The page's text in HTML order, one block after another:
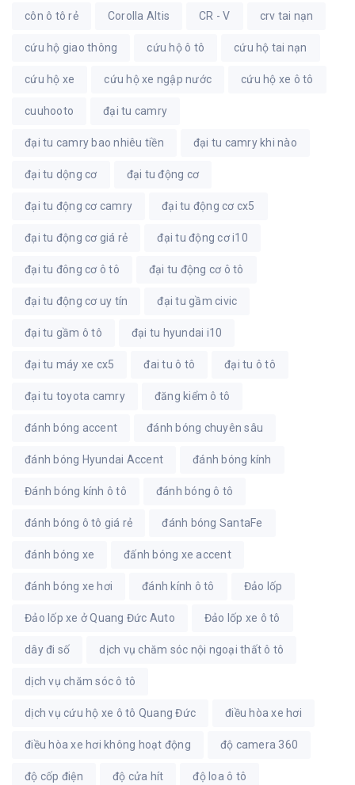
côn ô tô rẻ Corolla Altis CR - V crv tai nạn
cứu hộ giao thông cứu hộ ô tô cứu hộ tai nạn
cứu hộ xe cứu hộ xe ngập nước cứu hộ xe ô tô
cuuhooto đại tu camry
đại tu camry bao nhiêu tiền đại tu camry khi nào
đại tu dộng cơ đại tu động cơ
đại tu động cơ camry đại tu động cơ cx5
đại tu động cơ giá rẻ đại tu động cơ i10
đại tu đông cơ ô tô đại tu động cơ ô tô
đại tu động cơ uy tín đại tu gầm civic
đại tu gầm ô tô đại tu hyundai i10
đại tu máy xe cx5 đai tu ô tô đại tu ô tô
đại tu toyota camry đăng kiểm ô tô
đánh bóng accent đánh bóng chuyên sâu
đánh bóng Hyundai Accent đánh bóng kính
Đánh bóng kính ô tô đánh bóng ô tô
đánh bóng ô tô giá rẻ đánh bóng SantaFe
đánh bóng xe đấnh bóng xe accent
đánh bóng xe hơi đánh kính ô tô Đảo lốp
Đảo lốp xe ở Quang Đức Auto Đảo lốp xe ô tô
dây đi số dịch vụ chăm sóc nội ngoại thất ô tô
dịch vụ chăm sóc ô tô
dịch vụ cứu hộ xe ô tô Quang Đức điều hòa xe hơi
điều hòa xe hơi không hoạt động độ camera 360
độ cốp điện độ cửa hít độ loa ô tô